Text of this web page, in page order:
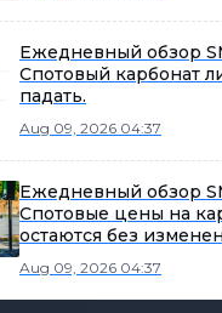
Ежедневный обзор
Спотовый карбонат
падать.
Aug 09, 2026 04:37
Ежедневный обзор
Спотовые цены на
остаются без
Aug 09, 2026 04:37